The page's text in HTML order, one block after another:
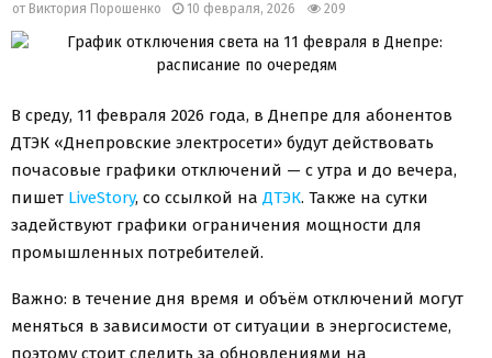
от Виктория Порошенко 10 февраля, 2026 209
В среду, 11 февраля 2026 года, в Днепре для абонентов
ДТЭК «Днепровские электросети» будут действовать
почасовые графики отключений — с утра и до вечера,
пишет LiveStory, со ссылкой на ДТЭК. Также на сутки
задействуют графики ограничения мощности для
промышленных потребителей.
Важно: в течение дня время и объём отключений могут
меняться в зависимости от ситуации в энергосистеме,
поэтому стоит следить за обновлениями на